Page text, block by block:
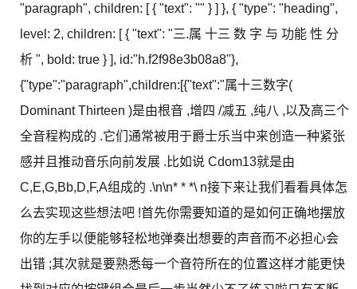
"paragraph", children: [ { "text": "" } ] }, { "type": "heading",
level: 2, children: [ { "text": "三.属 十三 数 字 与 功能 性 分
析 ", bold: true } ], id:"h.f2f98e3b08a8"},
{"type":"paragraph",children:[{"text":"属十三数字(
Dominant Thirteen )是由根音 ,增四 /减五 ,纯八 ,以及高三个
全音程构成的 .它们通常被用于爵士乐当中来创造一种紧张
感并且推动音乐向前发展 .比如说 Cdom13就是由
C,E,G,Bb,D,F,A组成的 .\n\n* * *\ n接下来让我们看看具体怎
么去实现这些想法吧 !首先你需要知道的是如何正确地摆放
你的左手以便能够轻松地弹奏出想要的声音而不必担心会
出错 ;其次就是要熟悉每一个音符所在的位置这样才能更快